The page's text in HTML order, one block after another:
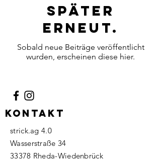
später
erneut.
Sobald neue Beiträge veröffentlicht
wurden, erscheinen diese hier.
KONTAKT
strick.ag 4.0
Wasserstraße 34
33378 Rheda-Wiedenbrück